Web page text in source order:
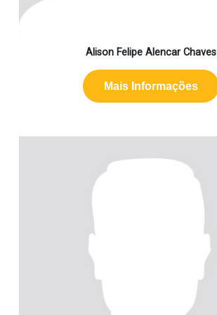
Alison Felipe Alencar Chaves
Mais Informações